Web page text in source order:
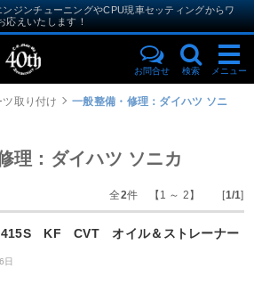
ンジンチューニングやCPU現車セッティングからワ
応えいたします！
お問合せ 検索 メニュー
取り付け
一般整備・修理：ダイハツ ソニ
理：ダイハツ ソニカ
全2件 【1 ～ 2】 [1/1]
KF CVT オイル＆ストレーナー
日